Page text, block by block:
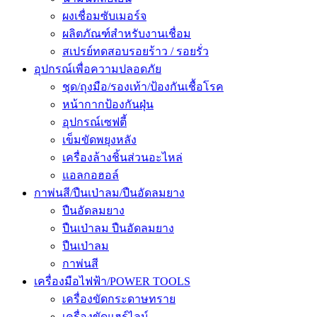
ผงเชื่อมซับเมอร์จ
ผลิตภัณฑ์สำหรับงานเชื่อม
สเปรย์ทดสอบรอยร้าว / รอยรั่ว
อุปกรณ์เพื่อความปลอดภัย
ชุด/ถุงมือ/รองเท้า/ป้องกันเชื้อโรค
หน้ากากป้องกันฝุ่น
อุปกรณ์เซฟตี้
เข็มขัดพยุงหลัง
เครื่องล้างชิ้นส่วนอะไหล่
แอลกอฮอล์
กาพ่นสี/ปืนเป่าลม/ปืนอัดลมยาง
ปืนอัดลมยาง
ปืนเป่าลม ปืนอัดลมยาง
ปืนเป่าลม
กาพ่นสี
เครื่องมือไฟฟ้า/POWER TOOLS
เครื่องขัดกระดาษทราย